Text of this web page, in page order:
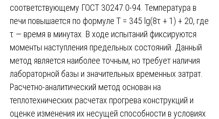
соответствующему ГОСТ 30247.0-94. Температура в
печи повышается по формуле T = 345 lg(8τ + 1) + 20, где
τ — время в минутах. В ходе испытаний фиксируются
моменты наступления предельных состояний. Данный
метод является наиболее точным, но требует наличия
лабораторной базы и значительных временных затрат.
Расчетно-аналитический метод основан на
теплотехнических расчетах прогрева конструкций и
оценке изменения их несущей способности в условиях